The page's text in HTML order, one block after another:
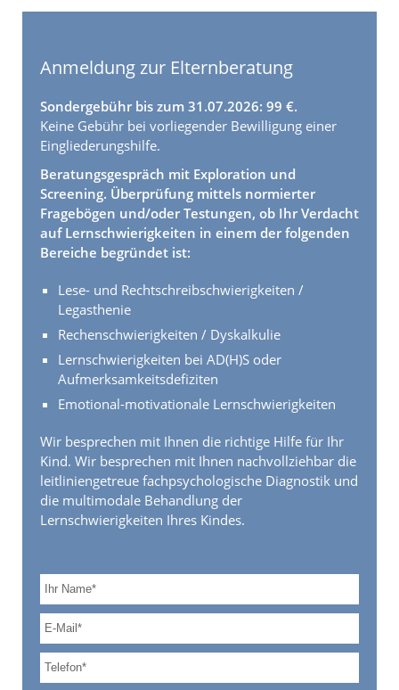
Anmeldung zur Elternberatung
Sondergebühr bis zum 31.07.2026: 99 €.
Keine Gebühr bei vorliegender Bewilligung einer
Eingliederungshilfe.
Beratungsgespräch mit Exploration und
Screening. Überprüfung mittels normierter
Fragebögen und/oder Testungen, ob Ihr Verdacht
auf Lernschwierigkeiten in einem der folgenden
Bereiche begründet ist:
Lese- und Rechtschreibschwierigkeiten /
Legasthenie
Rechenschwierigkeiten / Dyskalkulie
Lernschwierigkeiten bei AD(H)S oder
Aufmerksamkeitsdefiziten
Emotional-motivationale Lernschwierigkeiten
Wir besprechen mit Ihnen die richtige Hilfe für Ihr
Kind. Wir besprechen mit Ihnen nachvollziehbar die
leitliniengetreue fachpsychologische Diagnostik und
die multimodale Behandlung der
Lernschwierigkeiten Ihres Kindes.